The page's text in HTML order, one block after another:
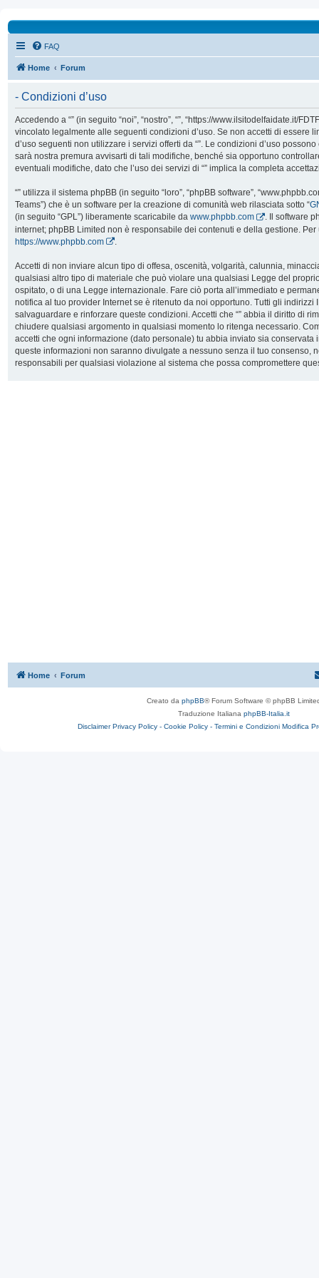
FAQ
Home Forum
- Condizioni d’uso
Accedendo a “” (in seguito “noi”, “nostro”, “”, “https://www.ilsitodelfaidate.it/
vincolato legalmente alle seguenti condizioni d’uso. Se non accetti di essere
d’uso seguenti non utilizzare i servizi offerti da “”. Le condizioni d’uso
sarà nostra premura avvisarti di tali modifiche, benché sia opportuno
eventuali modifiche, dato che l’uso dei servizi di “” implica la completa
“” utilizza il sistema phpBB (in seguito “loro”, “phpBB software”,
Teams”) che è un software per la creazione di comunità web rilasciata sotto “
(in seguito “GPL”) liberamente scaricabile da www.phpbb.com
. Il software
internet; phpBB Limited non è responsabile dei contenuti e della gestione.
https://www.phpbb.com
Accetti di non inviare alcun tipo di offesa, oscenità, volgarità, calunnia,
qualsiasi altro tipo di materiale che può violare una qualsiasi Legge del
ospitato, o di una Legge internazionale. Fare ciò porta all’immediato e
notifica al tuo provider Internet se è ritenuto da noi opportuno. Tutti gli indirizzi
salvaguardare e rinforzare queste condizioni. Accetti che “” abbia il diritto di
chiudere qualsiasi argomento in qualsiasi momento lo ritenga necessario.
accetti che ogni informazione (dato personale) tu abbia inviato sia conservata
queste informazioni non saranno divulgate a nessuno senza il tuo consenso,
responsabili per qualsiasi violazione al sistema che possa compromettere
Home Forum
Creato da phpBB® Forum Software © phpBB
Traduzione Italiana phpBB-Italia.it
Disclaimer Privacy Policy - Cookie Policy - Termini e Condizioni Modifica